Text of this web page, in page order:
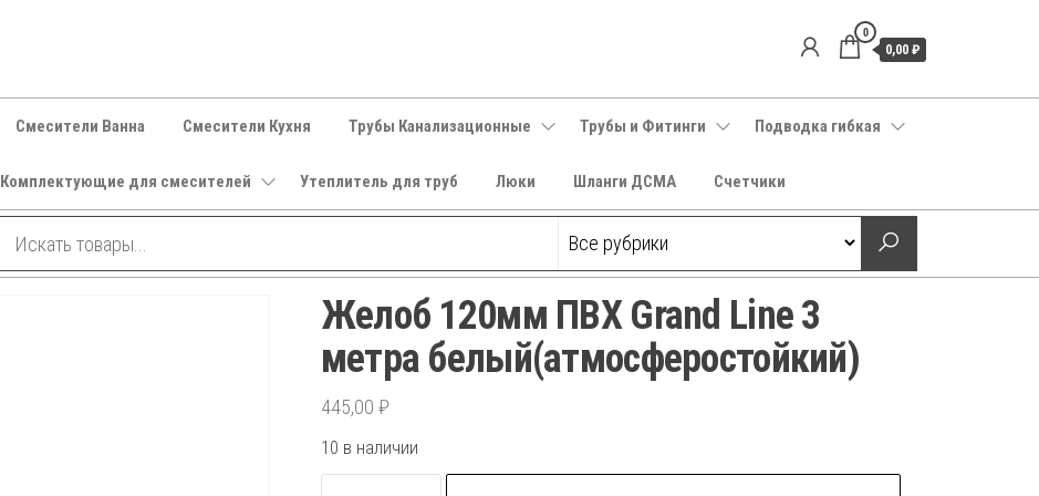
0
0,00 ₽
Смесители Ванна Смесители Кухня Трубы Канализационные Трубы и Фитинги Подводка гибкая
Комплектующие для смесителей Утеплитель для труб Люки Шланги ДСМА Счетчики
Желоб 120мм ПВХ Grand Line 3
метра белый(атмосферостойкий)
445,00 ₽
10 в наличии